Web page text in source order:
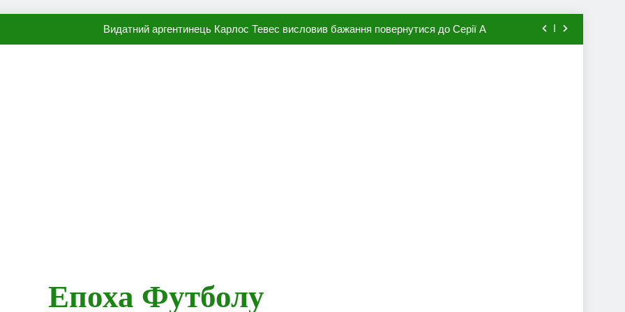
Видатний аргентинець Карлос Тевес висловив бажання повернутися до Серії А
Епоха Футболу